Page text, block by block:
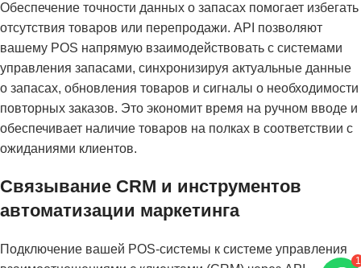
Обеспечение точности данных о запасах помогает избегать
отсутствия товаров или перепродажи. API позволяют
вашему POS напрямую взаимодействовать с системами
управления запасами, синхронизируя актуальные данные
о запасах, обновления товаров и сигналы о необходимости
повторных заказов. Это экономит время на ручном вводе и
обеспечивает наличие товаров на полках в соответствии с
ожиданиями клиентов.
Связывание CRM и инструментов
автоматизации маркетинга
Подключение вашей POS-системы к системе управления
1